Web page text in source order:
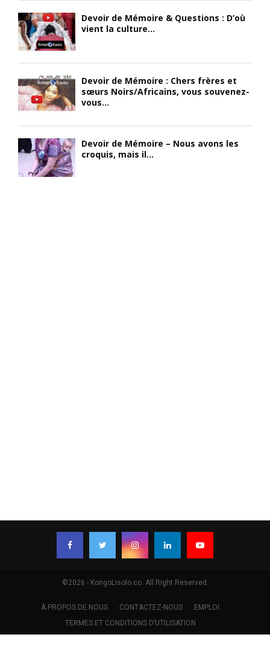
Devoir de Mémoire & Questions : D’où
vient la culture...
Devoir de Mémoire : Chers frères et
sœurs Noirs/Africains, vous souvenez-
vous...
Devoir de Mémoire – Nous avons les
croquis, mais il...
©2026 - KongoLisolo.co. All Right Reserved.
À PROPOS DE NOUS CONTACTEZ-NOUS
EMPLOI
TERMES ET CONDITIONS D’UTILISATION